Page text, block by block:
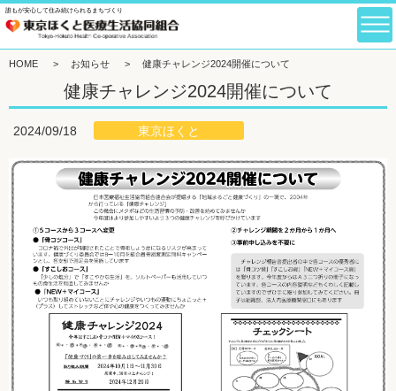
誰もが安心して住み続けられるまちづくり
HOME > お知らせ > 健康チャレンジ2024開催について
健康チャレンジ2024開催について
2024/09/18 東京ほくと